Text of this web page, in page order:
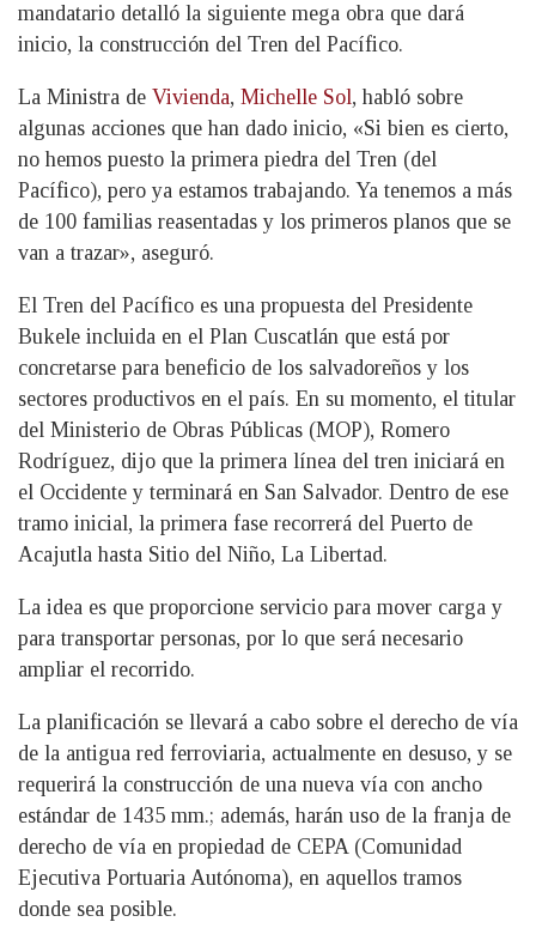
mandatario detalló la siguiente mega obra que dará
inicio, la construcción del Tren del Pacífico.
La Ministra de Vivienda, Michelle Sol, habló sobre
algunas acciones que han dado inicio, «Si bien es cierto,
no hemos puesto la primera piedra del Tren (del
Pacífico), pero ya estamos trabajando. Ya tenemos a más
de 100 familias reasentadas y los primeros planos que se
van a trazar», aseguró.
El Tren del Pacífico es una propuesta del Presidente
Bukele incluida en el Plan Cuscatlán que está por
concretarse para beneficio de los salvadoreños y los
sectores productivos en el país. En su momento, el titular
del Ministerio de Obras Públicas (MOP), Romero
Rodríguez, dijo que la primera línea del tren iniciará en
el Occidente y terminará en San Salvador. Dentro de ese
tramo inicial, la primera fase recorrerá del Puerto de
Acajutla hasta Sitio del Niño, La Libertad.
La idea es que proporcione servicio para mover carga y
para transportar personas, por lo que será necesario
ampliar el recorrido.
La planificación se llevará a cabo sobre el derecho de vía
de la antigua red ferroviaria, actualmente en desuso, y se
requerirá la construcción de una nueva vía con ancho
estándar de 1435 mm.; además, harán uso de la franja de
derecho de vía en propiedad de CEPA (Comunidad
Ejecutiva Portuaria Autónoma), en aquellos tramos
donde sea posible.